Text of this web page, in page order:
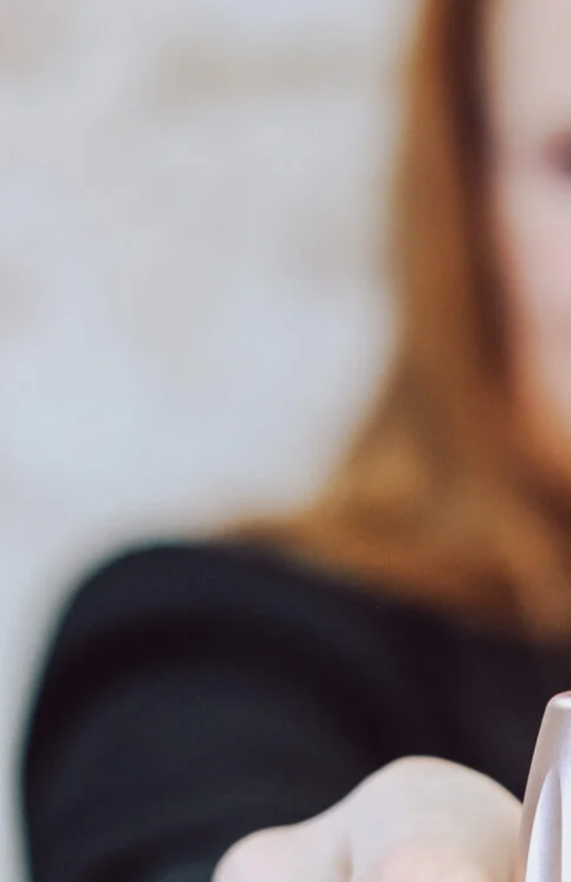
Die Lippen besitzen viele Blutgefäße und Nervenenden.
Während der Pigmentierung entstehen viele kleine
2. Zu hoher Druck oder zu viele Durchgänge
Ein häufiger Grund für stärkere Schwellungen ist die Technik.
zu viel Druck ausgeübt wird
zu viele Durchgänge über dieselbe Stelle gemacht werden
kann die Haut überreizt werden.
Das Gewebe reagiert dann mit stärkerer Schwellung und
3. Zu feuchtes Wegwischen der Farbe (osmotischer
Ein Punkt, den viele Artists unterschätzen, ist das
Wenn ein Wattepad sehr stark mit Flüssigkeit getränkt ist